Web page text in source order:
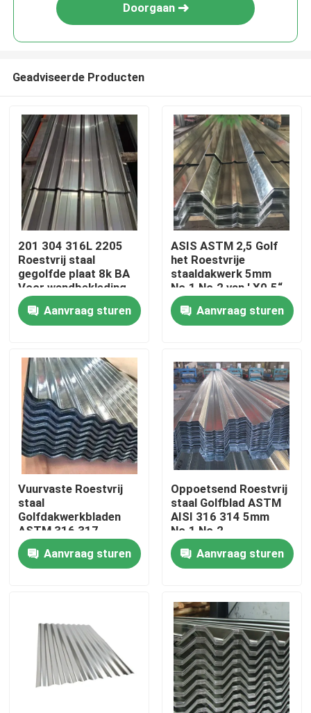
Huis
Videos
Ongeveer ons
Fabrieksreis
Kwaliteitscontrole
Gevallen
Doorgaan
Geadviseerde Producten
201 304 316L 2205
Roestvrij staal
gegolfde plaat 8k BA
Voor wandbekleding
Aanvraag sturen
ASIS ASTM 2,5 Golf
het Roestvrije
staaldakwerk 5mm
No.1 No.2 van ' X0.5“
Aanvraag sturen
Vuurvaste Roestvrij
staal
Golfdakwerkbladen
ASTM 316 317
Aanvraag sturen
Oppoetsend Roestvrij
staal Golfblad ASTM
AISI 316 314 5mm
No.1 No.2
Aanvraag sturen